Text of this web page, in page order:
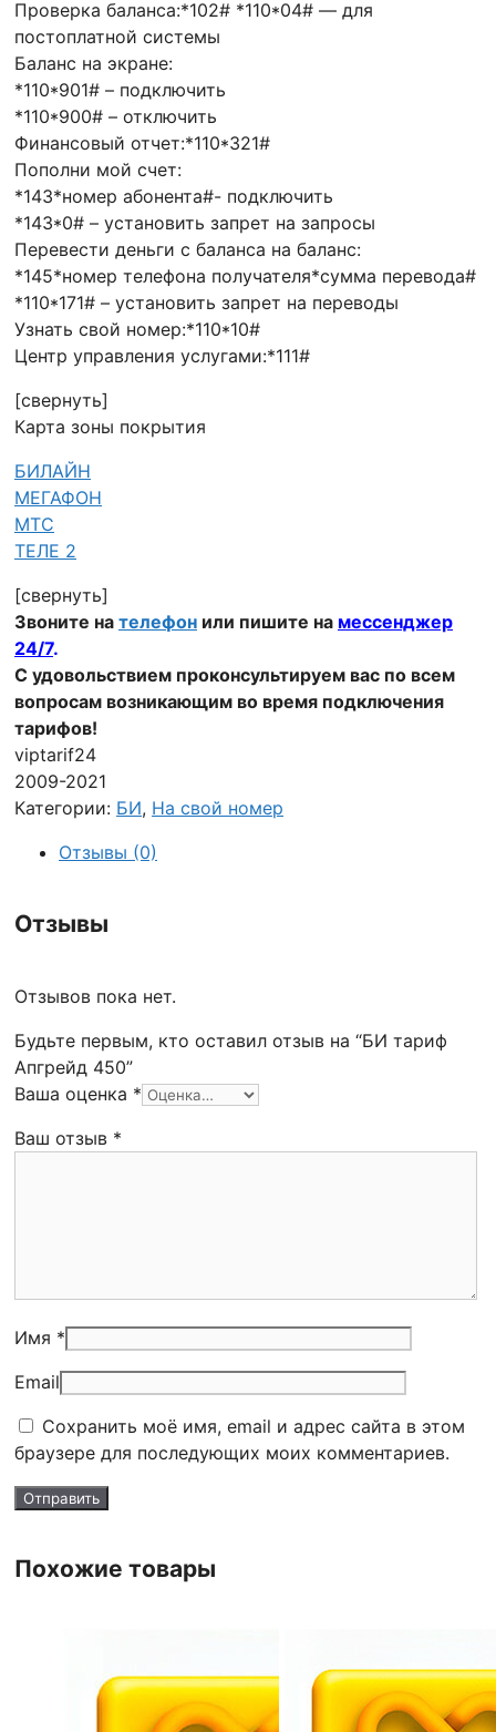
Проверка баланса:*102# *110*04# — для
постоплатной системы
Баланс на экране:
*110*901# – подключить
*110*900# – отключить
Финансовый отчет:*110*321#
Пополни мой счет:
*143*номер абонента#- подключить
*143*0# – установить запрет на запросы
Перевести деньги с баланса на баланс:
*145*номер телефона получателя*сумма перевода#
*110*171# – установить запрет на переводы
Узнать свой номер:*110*10#
Центр управления услугами:*111#
[свернуть]
Карта зоны покрытия
БИЛАЙН
МЕГАФОН
МТС
ТЕЛЕ 2
[свернуть]
Звоните на телефон или пишите на мессенджер
24/7.
С удовольствием проконсультируем вас по всем
вопросам возникающим во время подключения
тарифов!
viptarif24
2009-2021
Категории: БИ, На свой номер
Отзывы (0)
Отзывы
Отзывов пока нет.
Будьте первым, кто оставил отзыв на “БИ тариф
Апгрейд 450”
Ваша оценка *
Ваш отзыв *
Имя *
Email
Сохранить моё имя, email и адрес сайта в этом
браузере для последующих моих комментариев.
Похожие товары